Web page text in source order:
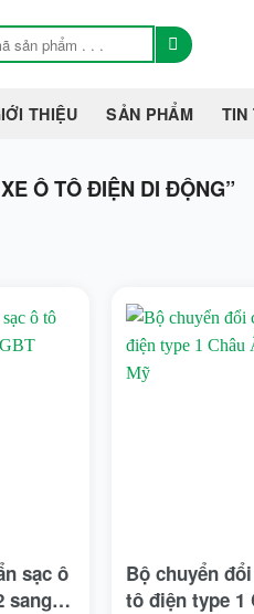
THIỆU SẢN PHẨM TIN
Ô TÔ ĐIỆN DI ĐỘNG”
sạc ô
sang
Bộ chuyển
tô điện type 1